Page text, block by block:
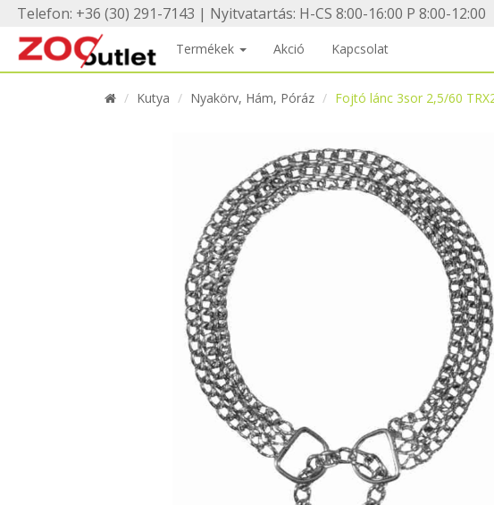
Telefon: +36 (30) 291-7143 | Nyitvatartás: H-CS 8:00-16:00 P 8:00-12:00
Termékek Akció Kapcsolat
Kutya Nyakörv, Hám, Póráz Fojtó lánc 3sor 2,5/60